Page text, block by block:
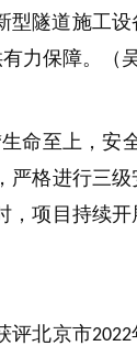
隧道施工
力保障。（
命至上，安
格进行三
项目持续
评北京市2022